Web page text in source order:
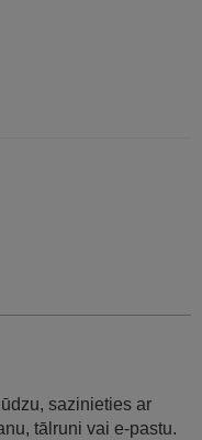
sazinieties ar
tālruni vai e-pastu.